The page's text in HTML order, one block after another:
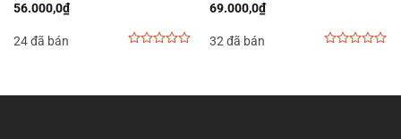
56.000,0₫
24 đã bán
5
69.000,0₫
32 đã bán
5